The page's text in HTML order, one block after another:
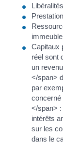
Libéralités
Capitaux
réel sont
un
</span>
par
concerné
</span>
intérêts
sur les
dans le